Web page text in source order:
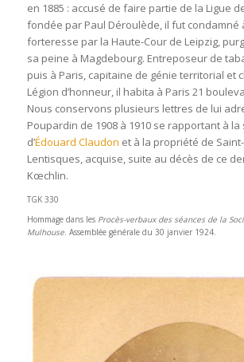
en 1885 : accusé de faire partie de la Ligue
fondée par Paul Déroulède, il fut condamné
forteresse par la Haute-Cour de Leipzig,
sa peine à Magdebourg. Entreposeur de
puis à Paris, capitaine de génie territorial et
Légion d’honneur, il habita à Paris 21
Nous conservons plusieurs lettres de lui
Poupardin de 1908 à 1910 se rapportant à la
d’Édouard Claudon et à la propriété de
Lentisques, acquise, suite au décès de ce
Kœchlin.
TGK 330
Hommage dans lesProcès-verbaux des séances de la
Mulhouse. Assemblée générale du 30 janvier 1924.